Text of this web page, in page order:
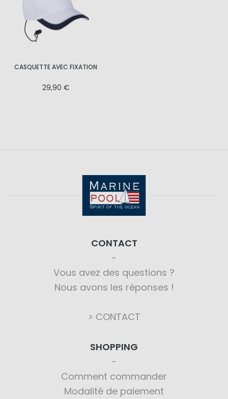
CASQUETTE AVEC FIXATION
29,90 €
CONTACT
Vous avez des questions ?
Nous avons les réponses !
> CONTACT
SHOPPING
Comment commander
Modalité de paiement